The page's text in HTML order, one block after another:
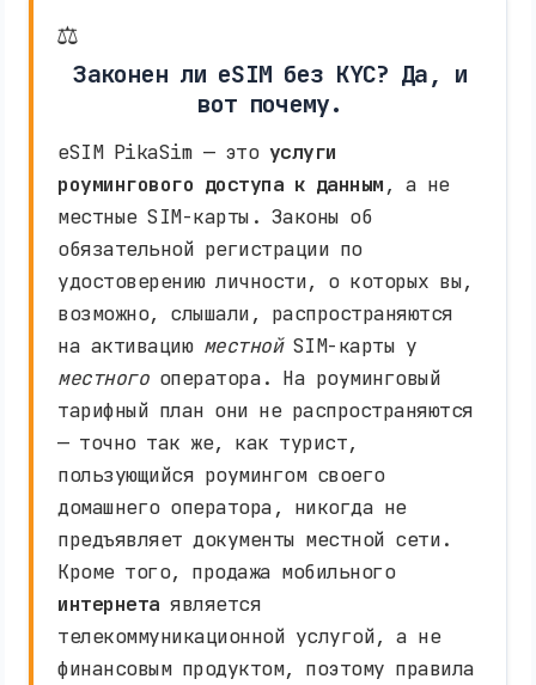
⚖️
Законен ли eSIM без KYC? Да, и
вот почему.
eSIM PikaSim — это услуги
роумингового доступа к данным, а не
местные SIM-карты. Законы об
обязательной регистрации по
удостоверению личности, о которых вы,
возможно, слышали, распространяются
на активацию местнойSIM-карты у
местногооператора. На роуминговый
тарифный план они не распространяются
— точно так же, как турист,
пользующийся роумингом своего
домашнего оператора, никогда не
предъявляет документы местной сети.
Кроме того, продажа мобильного
интернета является
телекоммуникационной услугой, а не
финансовым продуктом, поэтому правила